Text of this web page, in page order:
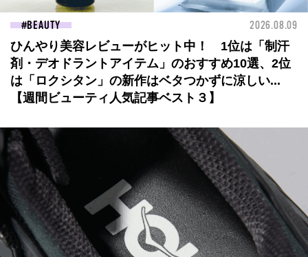
BEAUTY 2026.08.09
ひんやり美容レビューがヒット中！ 1位は「制汗
剤・デオドラントアイテム」のおすすめ10選、2位
は「ロクシタン」の新作はベタつかずに涼しい...
【週間ビューティ人気記事ベスト３】